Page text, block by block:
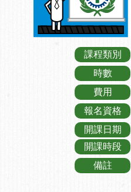
課程類別
時數
費用
報名資格
開課日期
開課時段
備註